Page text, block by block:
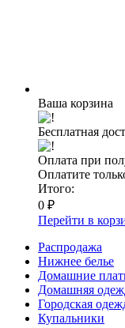
Ваша корзина
Бесплатная
Оплата при
Оплатите
Итого:
0 ₽
Перейти в
Распродажа
Нижнее белье
Домашние
Домашняя
Городская
Купальники